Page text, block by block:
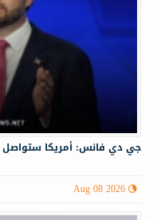
جي دي فانس: أمريكا ستواصل
Aug 08 2026